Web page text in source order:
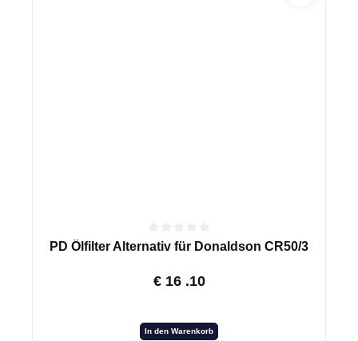
PD Ölfilter Alternativ für Donaldson CR50/3
€ 16 .10
In den Warenkorb